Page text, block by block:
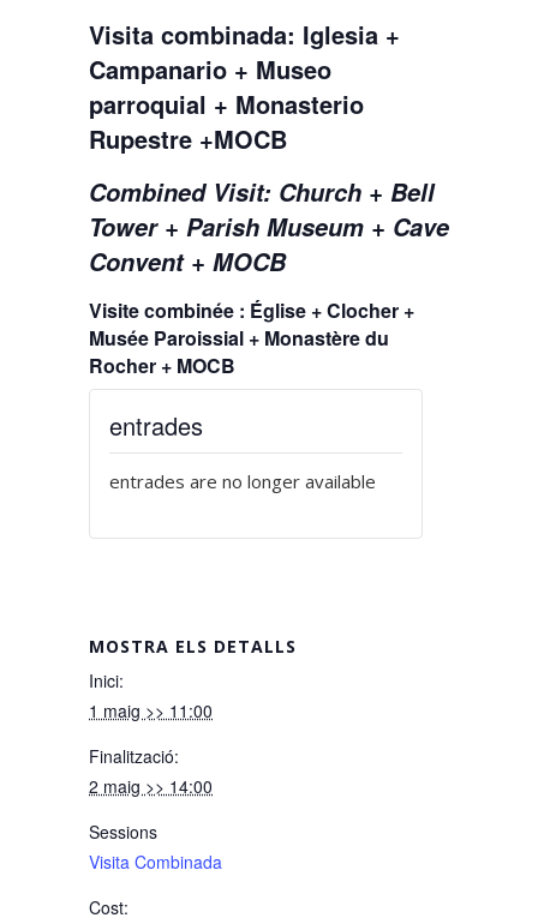
Visita combinada: Iglesia +
Campanario + Museo
parroquial + Monasterio
Rupestre +MOCB
Combined Visit: Church + Bell
Tower + Parish Museum + Cave
Convent + MOCB
Visite combinée : Église + Clocher +
Musée Paroissial + Monastère du
Rocher + MOCB
MOSTRA ELS DETALLS
Inici:
1 maig >> 11:00
Finalització:
2 maig >> 14:00
Sessions
Visita Combinada
Cost:
entrades
entrades are no longer available